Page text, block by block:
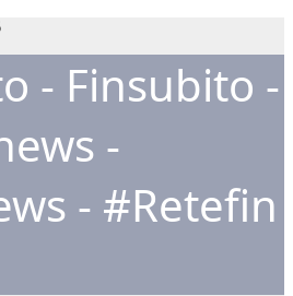
- Finsubito -
-
- #Retefin